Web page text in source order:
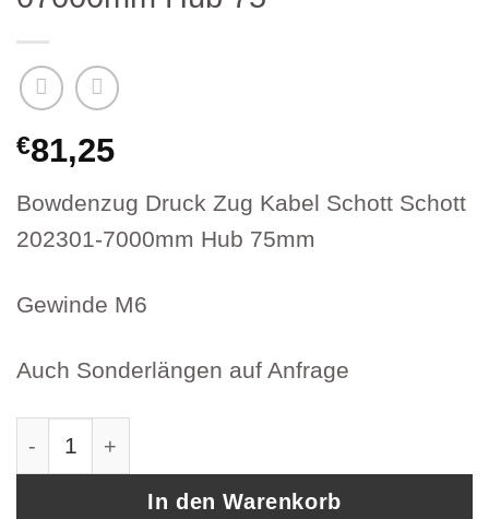
€81,25
Bowdenzug Druck Zug Kabel Schott Schott
202301-7000mm Hub 75mm
Gewinde M6
Auch Sonderlängen auf Anfrage
In den Warenkorb